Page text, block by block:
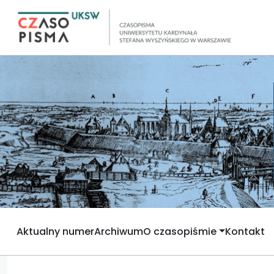
Aktualny numerArchiwumO czasopiśmie Kontakt